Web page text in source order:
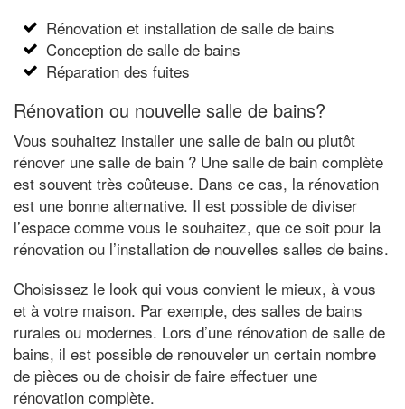
Rénovation et installation de salle de bains
Conception de salle de bains
Réparation des fuites
Rénovation ou nouvelle salle de bains?
Vous souhaitez installer une salle de bain ou plutôt
rénover une salle de bain ? Une salle de bain complète
est souvent très coûteuse. Dans ce cas, la rénovation
est une bonne alternative. Il est possible de diviser
l’espace comme vous le souhaitez, que ce soit pour la
rénovation ou l’installation de nouvelles salles de bains.
Choisissez le look qui vous convient le mieux, à vous
et à votre maison. Par exemple, des salles de bains
rurales ou modernes. Lors d’une rénovation de salle de
bains, il est possible de renouveler un certain nombre
de pièces ou de choisir de faire effectuer une
rénovation complète.